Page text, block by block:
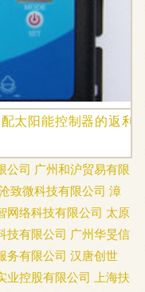
太阳能控制器的返利
公司 广州和沪贸易有限
致微科技有限公司 漳
网络科技有限公司 太原
技有限公司 广州华旻信
务有限公司 汉唐创世
业控股有限公司 上海扶